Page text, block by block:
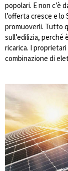
popolari. E non c’è
l’offerta cresce e
promuoverli. Tutto
sull’edilizia, perché
ricarica. I
combinazione di